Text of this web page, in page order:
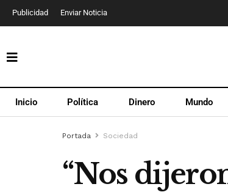
Publicidad Enviar Noticia
Inicio Política Dinero Mundo
Portada Sociedad
“Nos